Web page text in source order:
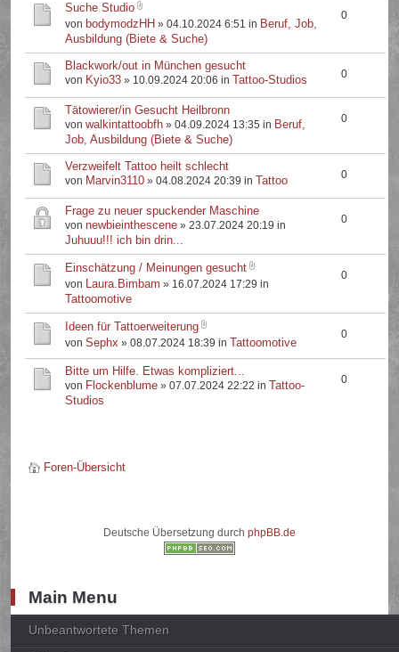
Suche Studio
von bodymodzHH » 04.10.2024 6:51 in Beruf, Job,
Ausbildung (Biete & Suche)
0
Blackwork/out in München gesucht
von Kyio33 » 10.09.2024 20:06 in Tattoo-Studios 0
Tätowierer/in Gesucht Heilbronn
vonwalkintattoobfh » 04.09.2024 13:35 in Beruf,
Job, Ausbildung (Biete & Suche)
0
Verzweifelt Tattoo heilt schlecht
von Marvin3110 » 04.08.2024 20:39 in Tattoo 0
Frage zu neuer spuckender Maschine
vonnewbieinthescene » 23.07.2024 20:19 in
Juhuuu!!! ich bin drin...
0
Einschätzung / Meinungen gesucht
von Laura.Bimbam » 16.07.2024 17:29 in
Tattoomotive
0
Ideen für Tattoerweiterung
vonSephx » 08.07.2024 18:39 in Tattoomotive
0
Bitte um Hilfe. Etwas kompliziert...
von Flockenblume » 07.07.2024 22:22 in Tattoo-
Studios
0
Foren-Übersicht
Deutsche Übersetzung durch phpBB.de
Main Menu
Unbeantwortete Themen